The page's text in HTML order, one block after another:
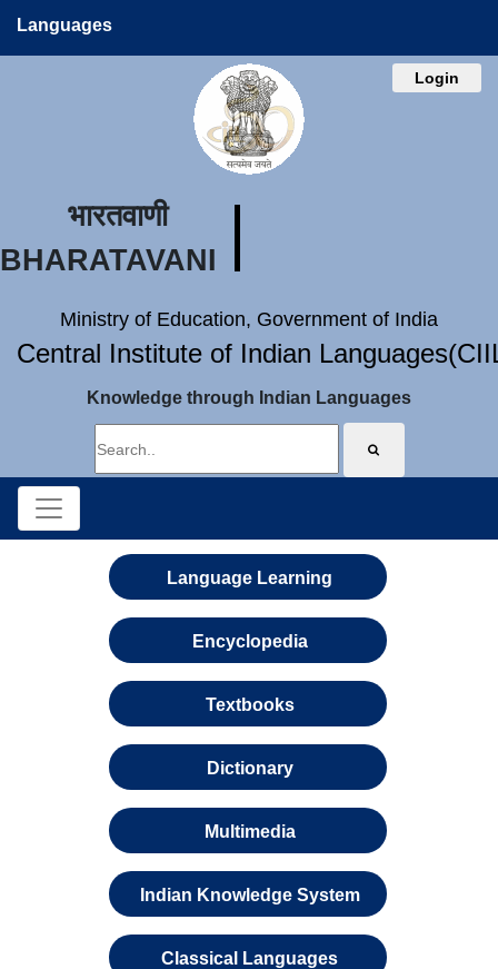
Languages
Login
भारतवाणी
BHARATAVANI
Ministry of Education, Government of India
Central Institute of Indian
Knowledge through Indian Languages
Language Learning
Encyclopedia
Textbooks
Dictionary
Multimedia
Indian Knowledge System
Classical Languages